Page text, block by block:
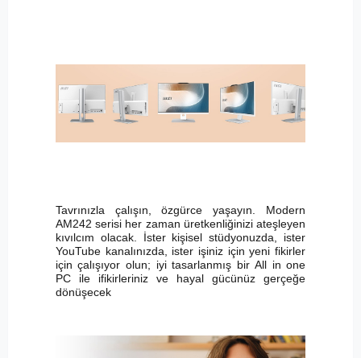
Tavrınızla çalışın, özgürce yaşayın. Modern
AM242 serisi her zaman üretkenliğinizi ateşleyen
kıvılcım olacak. İster kişisel stüdyonuzda, ister
YouTube kanalınızda, ister işiniz için yeni fikirler
için çalışıyor olun; iyi tasarlanmış bir All in one
PC ile ifikirleriniz ve hayal gücünüz gerçeğe
dönüşecek